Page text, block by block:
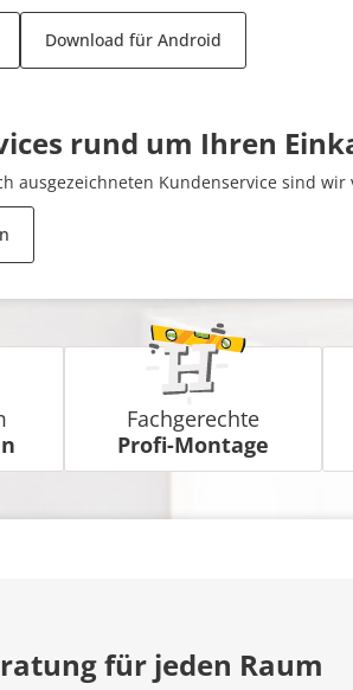
Download für Android
rund um Ihren
ausgezeichneten Kundenservice sind
Fachgerechte
Profi-Montage
für jeden Raum